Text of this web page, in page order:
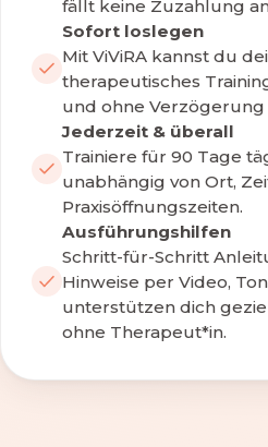
fällt keine Zuzahlung
Sofort loslegen
Mit ViViRA kannst du
therapeutisches
und ohne Verzögerung
Jederzeit & überall
Trainiere für 90 Tage
unabhängig von Ort,
Praxisöffnungszeiten.
Ausführungshilfen
Schritt-für-Schritt
Hinweise per Video,
unterstützen dich
ohne Therapeut*in.